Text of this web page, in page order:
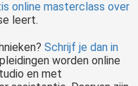
online masterclass over
leert.
Schrijf je dan in
worden online
en met